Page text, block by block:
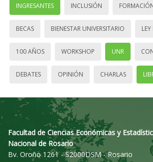
INGRESANTES INCLUSIÓN
BECAS BIENESTAR UNIVERSITARIO
100 AÑOS WORKSHOP UNR
DEBATES OPINIÓN CHARLAS
Facultad de Ciencias Económicas y
Nacional de Rosario
Bv. Oroño 1261 - S2000DSM - Rosario